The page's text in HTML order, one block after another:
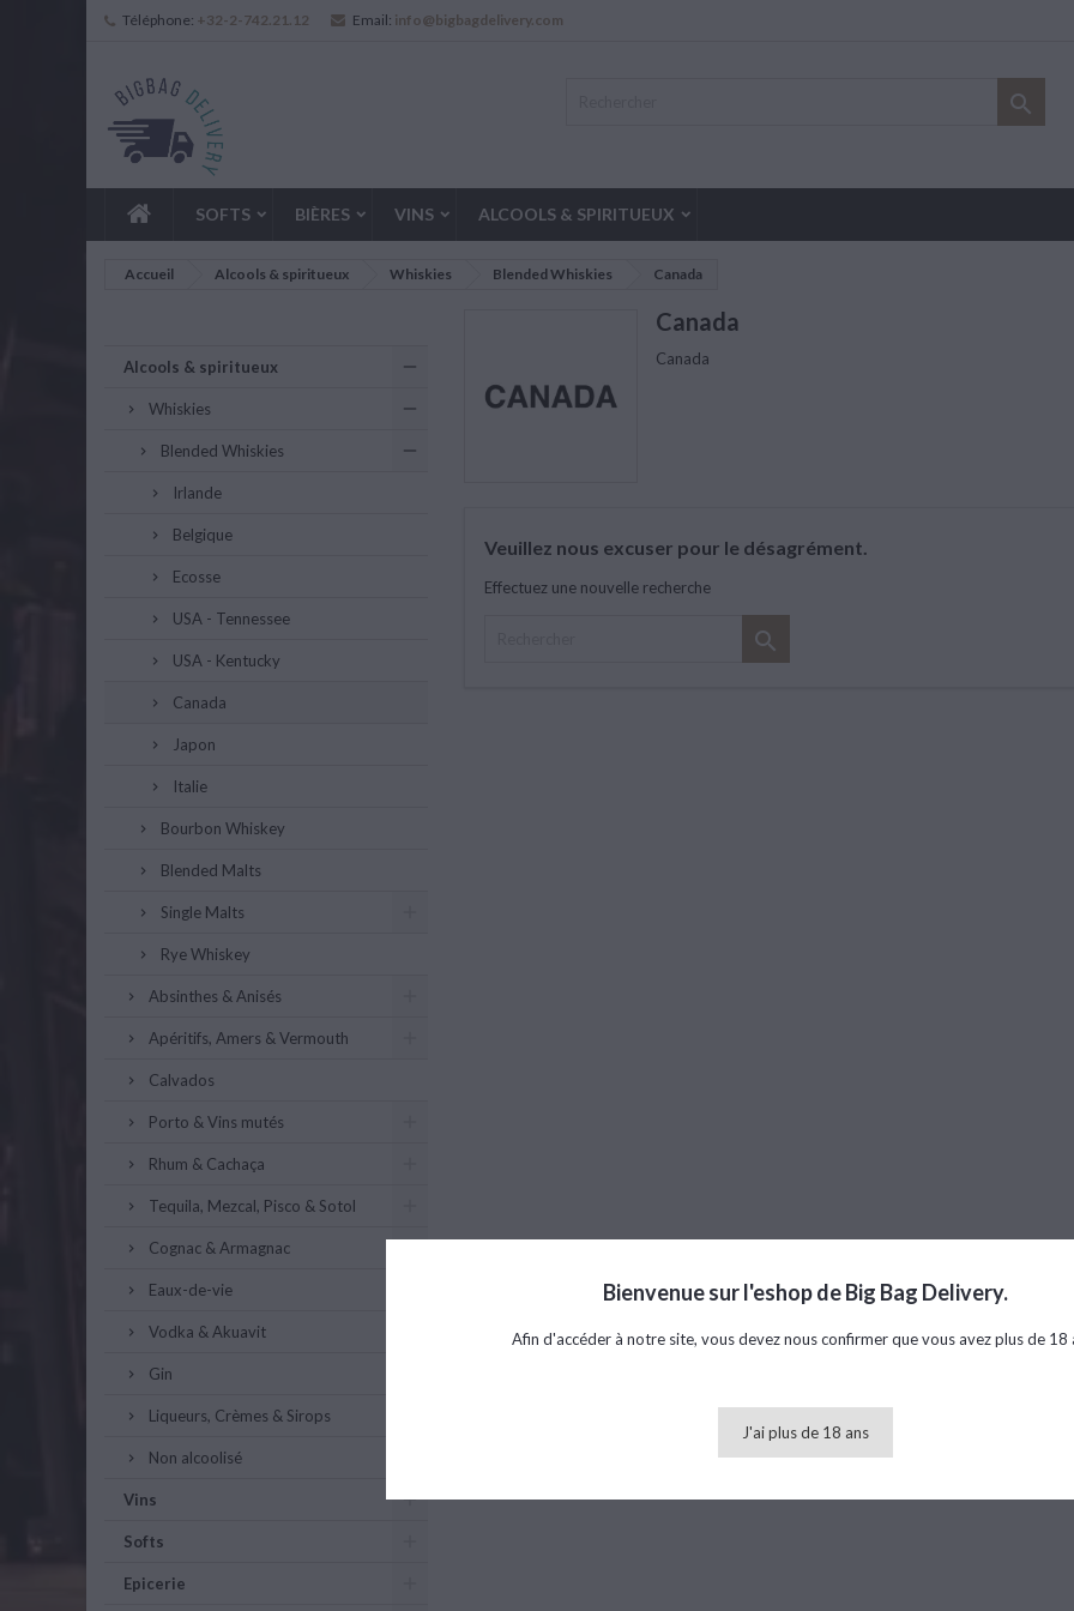
Téléphone: +32-2-742.21.12 Email: info@bigbagdelivery.com

SOFTS BIÈRES VINS ALCOOLS & SPIRITUEUX
Accueil Alcools & spiritueux Whiskies Blended Whiskies Canada
Alcools & spiritueux
Whiskies
Blended Whiskies
Irlande
Belgique
Ecosse
USA - Tennessee
USA - Kentucky
Canada
Japon
Italie
Bourbon Whiskey
Blended Malts
Single Malts
Rye Whiskey
Absinthes & Anisés
Apéritifs, Amers & Vermouth
Calvados
Porto & Vins mutés
Rhum & Cachaça
Tequila, Mezcal, Pisco & Sotol
Cognac & Armagnac
Eaux-de-vie
Vodka & Akuavit
Gin
Liqueurs, Crèmes & Sirops
Non alcoolisé
Vins
Softs
Epicerie
Canada
Canada
Veuillez nous excuser pour le désagrément.
Effectuez une nouvelle recherche

Bienvenue sur l'eshop de Big Bag Delivery.
Afin d'accéder à notre site, vous devez nous confirmer que vous avez plus de 18
J'ai plus de 18 ans